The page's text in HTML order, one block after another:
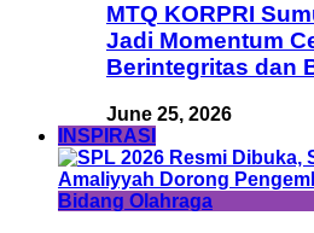
MTQ KORPRI
Jadi Momentum
Berintegritas dan
June 25, 2026
INSPIRASI